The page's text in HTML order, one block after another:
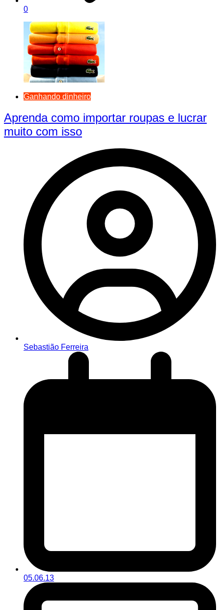
0
Ganhando dinheiro
Aprenda como importar roupas e lucrar
muito com isso
Sebastião Ferreira
05.06.13